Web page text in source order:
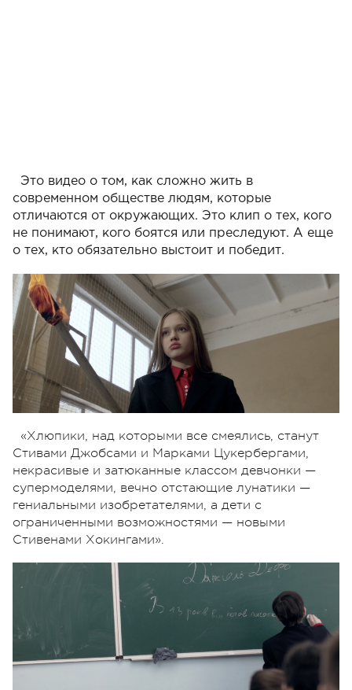
Это видео о том, как сложно жить в
современном обществе людям, которые
отличаются от окружающих. Это клип о тех, кого
не понимают, кого боятся или преследуют. А еще
о тех, кто обязательно выстоит и победит.
«Хлюпики, над которыми все смеялись, станут
Стивами Джобсами и Марками Цукербергами,
некрасивые и затюканные классом девчонки —
супермоделями, вечно отстающие лунатики —
гениальными изобретателями, а дети с
ограниченными возможностями — новыми
Стивенами Хокингами».